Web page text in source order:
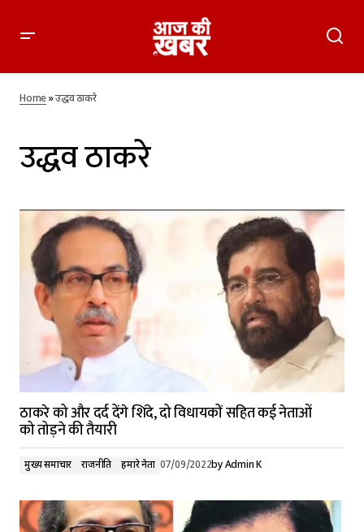
Home»उद्धव ठाकरे
उद्धव ठाकरे
ठाकरे को और दर्द देंगे शिंदे, दो विधायकों सहित कई नेताओं
को तोड़ने की तैयारी
मुख्य समाचार राजनीति हमारे नेता 07/09/2022byAdmin K